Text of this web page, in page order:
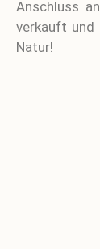
Anschluss
verkauft und
Natur!